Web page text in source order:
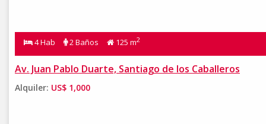
4 Hab 2 Baños 125 m2
Av. Juan Pablo Duarte, Santiago de los Caballeros
Alquiler: US$ 1,000